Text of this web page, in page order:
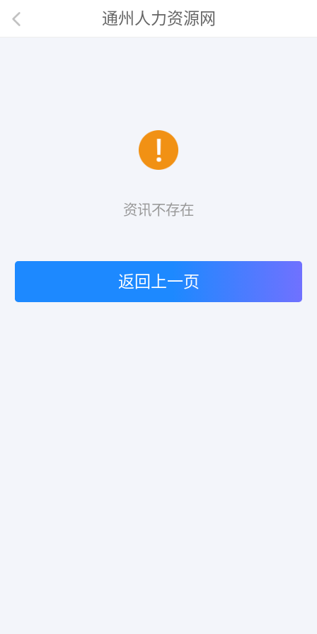
通州人力资源网
资讯不存在
返回上一页